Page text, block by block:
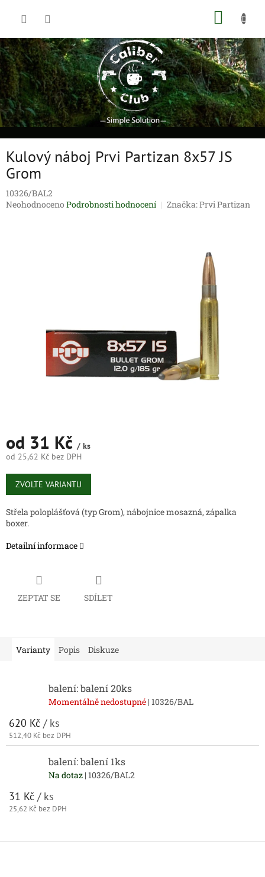
Kulový náboj Prvi Partizan 8x57 JS
Grom
10326/BAL2
Průměrné
Neohodnoceno Podrobnosti hodnocení Značka:Prvi Partizan
od 31 Kč / ks
od 25,62 Kč bez DPH
Měrná
cena:
ZVOLTE VARIANTU
Střela poloplášťová (typ Grom), nábojnice mosazná, zápalka
boxer.
Detailní informace
ZEPTAT SE SDÍLET
Varianty Popis Diskuze
balení: balení 20ks
Momentálně nedostupné | 10326/BAL
620 Kč / ks
512,40 Kč bez DPH
balení: balení 1ks
Na dotaz | 10326/BAL2
31 Kč / ks
25,62 Kč bez DPH
Z